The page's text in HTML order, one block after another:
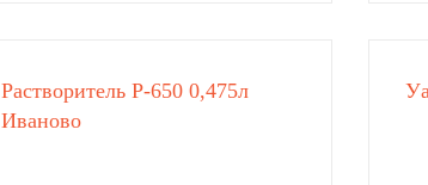
Растворитель Р-650 0,475л
Иваново